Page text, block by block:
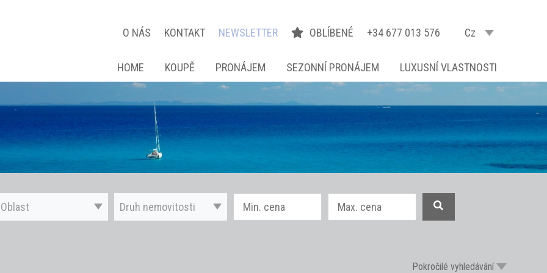
O NÁS KONTAKT NEWSLETTER OBLÍBENÉ +34 677 013 576 Cz
HOME KOUPĚ PRONÁJEM SEZONNÍ PRONÁJEM LUXUSNÍ VLASTNOSTI
Oblast Druh nemovitosti
Pokročilé vyhledávání